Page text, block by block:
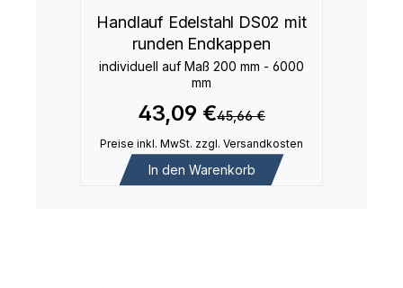
Handlauf Edelstahl DS02 mit
runden Endkappen
individuell auf Maß 200 mm - 6000
mm
43,09 €45,66 €
Preise inkl. MwSt. zzgl. Versandkosten
In den Warenkorb